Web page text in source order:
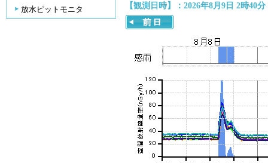
放水ピットモニタ
【観測日時】：2026年8月9日 2時40分